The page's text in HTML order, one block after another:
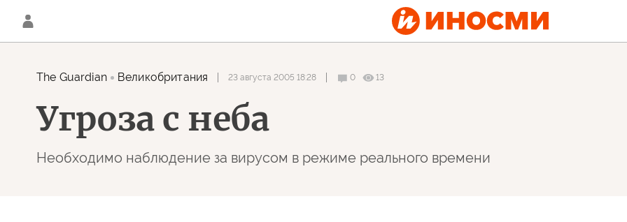
The Guardian Великобритания 23 августа 2005 18:28 0 13
Угроза с неба
Необходимо наблюдение за вирусом в режиме реального времени